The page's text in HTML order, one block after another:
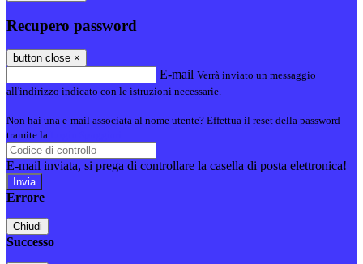
Recupero password
button close ×
E-mail Verrà inviato un messaggio
all'indirizzo indicato con le istruzioni necessarie.
Non hai una e-mail associata al nome utente? Effettua il reset della password
tramite la
E-mail inviata, si prega di controllare la casella di posta elettronica!
Errore
Chiudi
Successo